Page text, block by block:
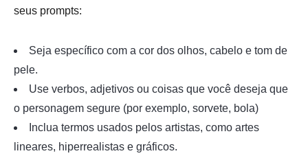
seus prompts:
Seja específico com a cor dos olhos, cabelo e tom de
pele.
Use verbos, adjetivos ou coisas que você deseja que
o personagem segure (por exemplo, sorvete, bola)
Inclua termos usados pelos artistas, como artes
lineares, hiperrealistas e gráficos.